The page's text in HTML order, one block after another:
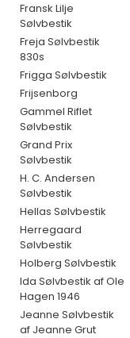
Fransk Lilje
Sølvbestik
Freja Sølvbestik
830s
Frigga Sølvbestik
Frijsenborg
Gammel Riflet
Sølvbestik
Grand Prix
Sølvbestik
H. C. Andersen
Sølvbestik
Hellas Sølvbestik
Herregaard
Sølvbestik
Holberg Sølvbestik
Ida Sølvbestik af Ole
Hagen 1946
Jeanne Sølvbestik
af Jeanne Grut